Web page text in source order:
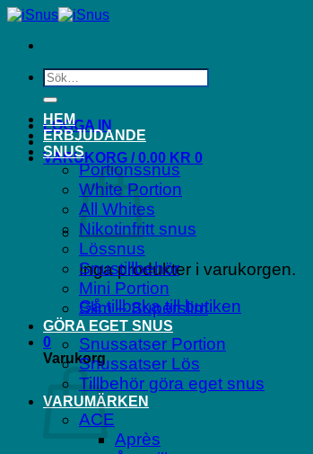
Skip
content
Sök
efter:
LOGGA IN
VARUKORG /0.00 KR 0
Inga produkter i varukorgen.
Gå tillbaka till butiken
0
Varukorg
HEM
ERBJUDANDE
SNUS
Portionssnus
White Portion
All Whites
Nikotinfritt snus
Lössnus
Snustillbehör
Mini Portion
Slim – Superslim
GÖRA EGET SNUS
Snussatser Portion
Snussatser Lös
Tillbehör göra eget snus
VARUMÄRKEN
ACE
Après